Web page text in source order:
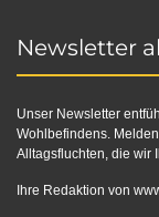
Newsletter
Unser Newsletter
Wohlbefindens.
Alltagsfluchten, die wir
Ihre Redaktion von